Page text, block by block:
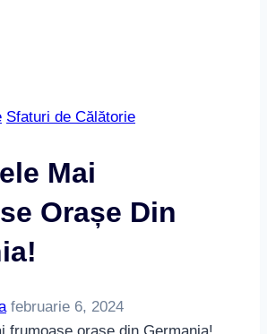
Sfaturi de Călătorie
Mai
Orașe Din
februarie 6, 2024